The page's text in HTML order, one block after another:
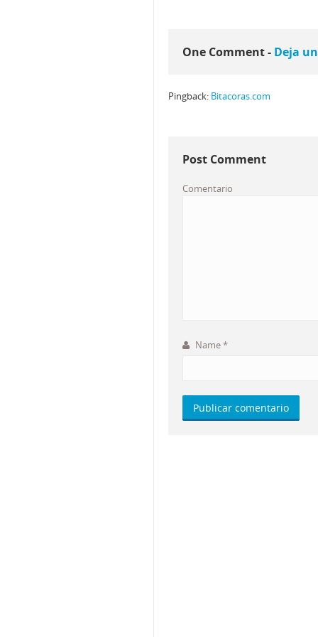
One Comment - Deja
Pingback: Bitacoras.com
Post Comment
Comentario
Name*